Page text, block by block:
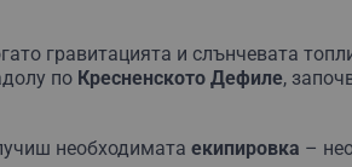
гравитацията и слънчевата
по Кресненското Дефиле,
необходимата екипировка –